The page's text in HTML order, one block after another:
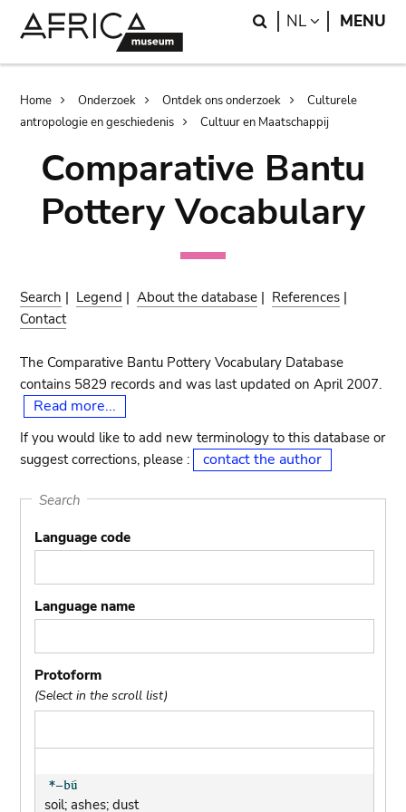
Search
NL LANGUAGE
MENU
Breadcrumb
Home Onderzoek Ontdek ons onderzoek
Culturele
antropologie en geschiedenis
Cultuur en Maatschappij
Comparative Bantu
Pottery Vocabulary
Search | Legend |About the database | References |
Contact
The Comparative Bantu Pottery Vocabulary Database
contains 5829 records and was last updated on April 2007.
Read more...
If you would like to add new terminology to this database or
suggest corrections, please :
contact the author
Search
Language code
Language name
Protoform
(Select in the scroll list)
soil; ashes; dust